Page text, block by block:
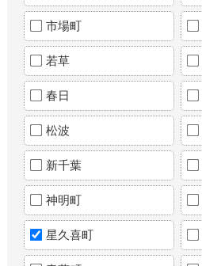
市場町
若草
春日
松波
新千葉
神明町
星久喜町